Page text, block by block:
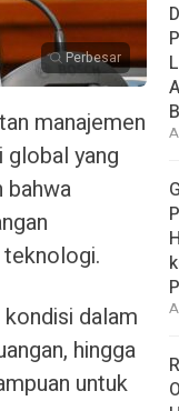
Perbesar
manajemen
global yang
bahwa
dalam
hingga
untuk